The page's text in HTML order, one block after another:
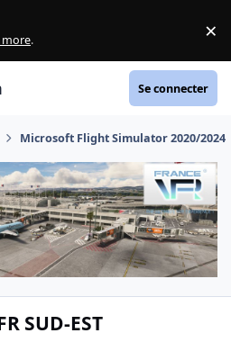
more. ×
Se connecter
Microsoft Flight Simulator 2020/2024
SUD-EST